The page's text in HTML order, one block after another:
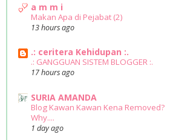
a m m i
Makan Apa di Pejabat (2)
13 hours ago
.: ceritera Kehidupan :.
.: GANGGUAN SISTEM BLOGGER :.
17 hours ago
SURIA AMANDA
Blog Kawan Kawan Kena Removed?
Why....
1 day ago